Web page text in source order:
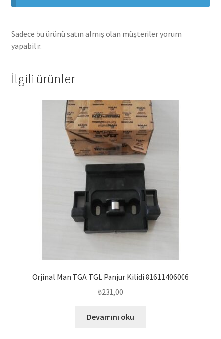
Sadece bu ürünü satın almış olan müşteriler yorum
yapabilir.
İlgili ürünler
Orjinal Man TGA TGL Panjur Kilidi 81611406006
₺231,00
Devamını oku